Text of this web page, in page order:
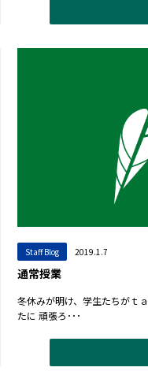
Staff Blog 2019.1.7
通常授業
冬休みが明け、学生たちがｔ
たに 頑張ろ･･･